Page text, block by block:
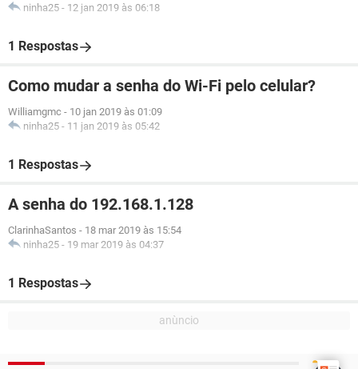
ninha25 - 12 jan 2019 às 06:18
1 Respostas
Como mudar a senha do Wi-Fi pelo celular?
Williamgmc - 10 jan 2019 às 01:09
ninha25 - 11 jan 2019 às 05:42
1 Respostas
A senha do 192.168.1.128
ClarinhaSantos - 18 mar 2019 às 15:54
ninha25 - 19 mar 2019 às 04:37
1 Respostas